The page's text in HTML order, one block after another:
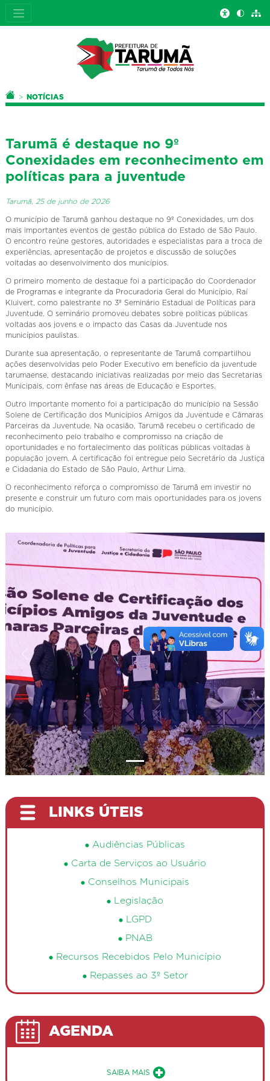
Você está aqui:
PÁGINA INICIAL
NOTÍCIAS
Tarumã é destaque no 9º
Conexidades em reconhecimento em
políticas para a juventude
Tarumã, 25 de junho de 2026
O município de Tarumã ganhou destaque no 9º Conexidades, um dos
mais importantes eventos de gestão pública do Estado de São Paulo.
O encontro reúne gestores, autoridades e especialistas para a troca de
experiências, apresentação de projetos e discussão de soluções
voltadas ao desenvolvimento dos municípios.
O primeiro momento de destaque foi a participação do Coordenador
de Programas e integrante da Procuradoria Geral do Município, Raí
Kluivert, como palestrante no 3º Seminário Estadual de Políticas para
Juventude. O seminário promoveu debates sobre políticas públicas
voltadas aos jovens e o impacto das Casas da Juventude nos
municípios paulistas.
Durante sua apresentação, o representante de Tarumã compartilhou
ações desenvolvidas pelo Poder Executivo em benefício da juventude
tarumaense, destacando iniciativas realizadas por meio das Secretarias
Municipais, com ênfase nas áreas de Educação e Esportes.
Outro importante momento foi a participação do município na Sessão
Solene de Certificação dos Municípios Amigos da Juventude e Câmaras
Parceiras da Juventude. Na ocasião, Tarumã recebeu o certificado de
reconhecimento pelo trabalho e compromisso na criação de
oportunidades e no fortalecimento das políticas públicas voltadas à
população jovem. A certificação foi entregue pelo Secretário da Justiça
e Cidadania do Estado de São Paulo, Arthur Lima.
O reconhecimento reforça o compromisso de Tarumã em investir no
presente e construir um futuro com mais oportunidades para os jovens
do município.
Aterior
LINKS ÚTEIS
Audiências Públicas
Carta de Serviços ao Usuário
Conselhos Municipais
Legislação
LGPD
PNAB
Recursos Recebidos Pelo Município
Repasses ao 3º Setor
AGENDA
SAIBA MAIS Sobre a Agenda de Eventos